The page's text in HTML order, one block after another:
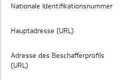
Nationale Identifikationsnummer
Hauptadresse (URL)
Adresse des Beschafferprofils
(URL)